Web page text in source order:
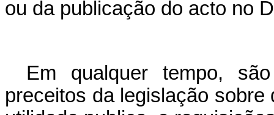
ou da publicação do acto no
Em qualquer tempo,
preceitos da legislação